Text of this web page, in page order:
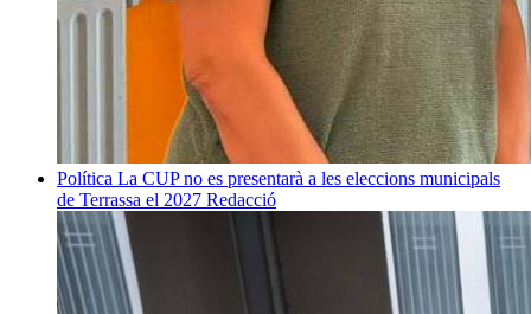
Política La CUP no es presentarà a les eleccions municipals
de Terrassa el 2027 Redacció